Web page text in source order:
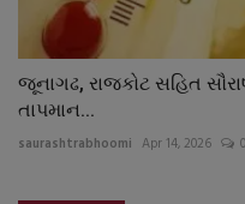
જૂનાગઢ, રાજકોટ સહિત
તાપમાન...
saurashtrabhoomi Apr 14, 2026 0